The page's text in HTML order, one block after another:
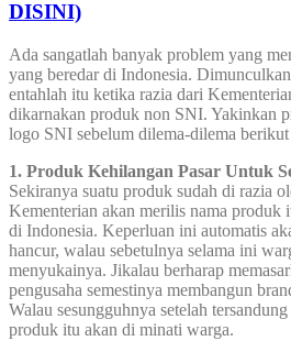
DISINI)
Ada sangatlah banyak problem yang
yang beredar di Indonesia.
entahlah itu ketika razia dari
dikarnakan produk non SNI. Yakinkan
logo SNI sebelum dilema-dilema berikut
1. Produk Kehilangan Pasar Untuk
Sekiranya suatu produk sudah di razia
Kementerian akan merilis nama produk
di Indonesia. Keperluan ini automatis
hancur, walau sebetulnya selama ini
menyukainya. Jikalau berharap
pengusaha semestinya membangun
Walau sesungguhnya setelah
produk itu akan di minati warga.